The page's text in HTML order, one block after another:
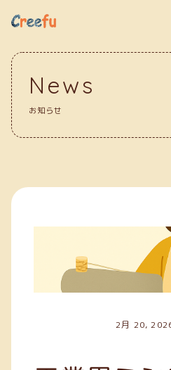
News
お知らせ
2月 20,